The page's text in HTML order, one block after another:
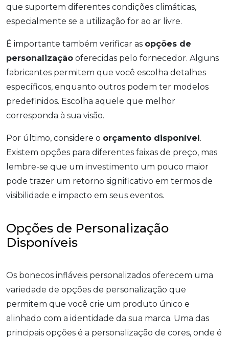
que suportem diferentes condições climáticas,
especialmente se a utilização for ao ar livre.
É importante também verificar as opções de
personalização oferecidas pelo fornecedor. Alguns
fabricantes permitem que você escolha detalhes
específicos, enquanto outros podem ter modelos
predefinidos. Escolha aquele que melhor
corresponda à sua visão.
Por último, considere o orçamento disponível.
Existem opções para diferentes faixas de preço, mas
lembre-se que um investimento um pouco maior
pode trazer um retorno significativo em termos de
visibilidade e impacto em seus eventos.
Opções de Personalização
Disponíveis
Os bonecos infláveis personalizados oferecem uma
variedade de opções de personalização que
permitem que você crie um produto único e
alinhado com a identidade da sua marca. Uma das
principais opções é a personalização de cores, onde é